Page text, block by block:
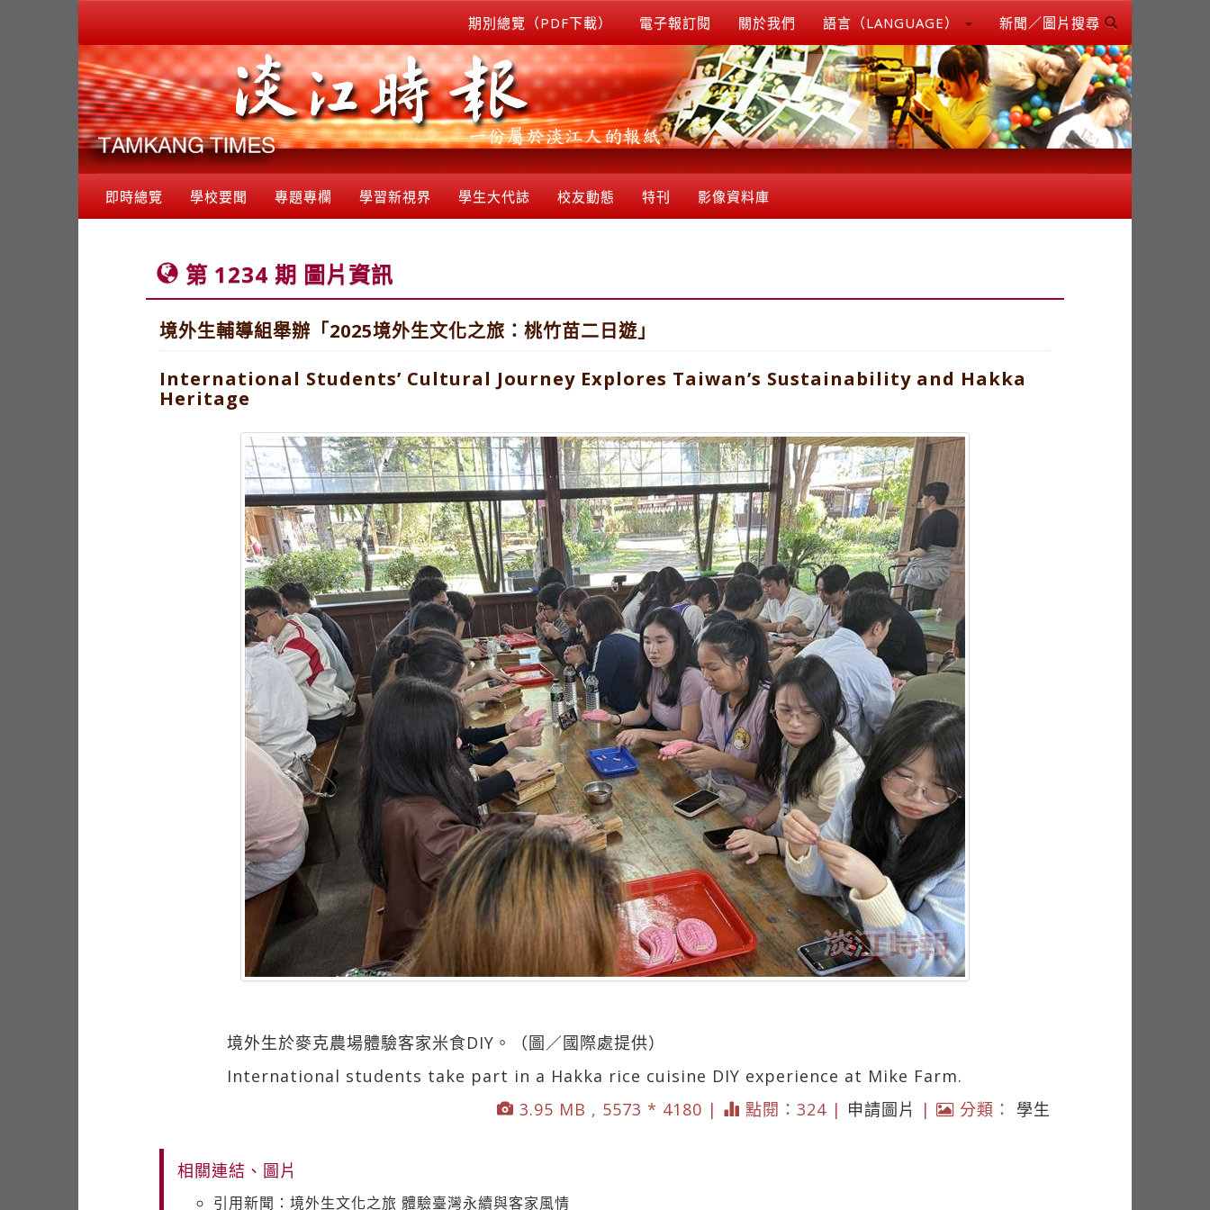
期別總覽（PDF下載） 電子報訂閱 關於我們 語言（LANGUAGE） 新聞／圖片搜尋
即時總覽 學校要聞 專題專欄 學習新視界 學生大代誌 校友動態 特刊 影像資料庫
第 1234 期 圖片資訊
境外生輔導組舉辦「2025境外生文化之旅：桃竹苗二日遊」
International Students’ Cultural Journey Explores Taiwan’s Sustainability and Hakka
Heritage
境外生於麥克農場體驗客家米食DIY。（圖／國際處提供）
International students take part in a Hakka rice cuisine DIY experience at Mike Farm.
3.95 MB , 5573 * 4180 |
點閱：324 | 申請圖片 | 分類： 學生
相關連結、圖片
引用新聞：境外生文化之旅 體驗臺灣永續與客家風情